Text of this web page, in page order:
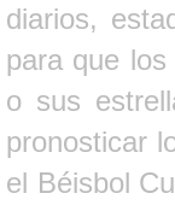
diarios,
para que
o sus
pronosticar
el Béisbol